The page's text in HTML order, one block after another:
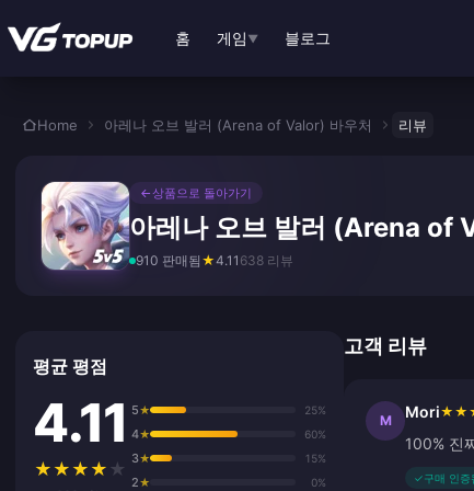
홈 게임 ▼ 블로그
Home 아레나 오브 발러 (Arena of Valor) 바우처 리뷰
←상품으로 돌아가기
아레나 오브 발러 (Arena of
910 판매됨 ★4.11 638 리뷰
평균 평점
4.11
★ ★ ★ ★ ★
5★ 25%
4★ 60%
3★ 15%
2★ 0%
고객 리뷰
M Mori★ ★
100% 진
✓구매 인증